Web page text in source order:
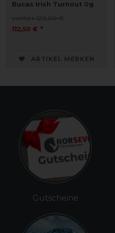
Bucas Irish Turnout 0g
vorher 125,00 €
112,50 € *
ARTIKEL MERKEN
Gutscheine